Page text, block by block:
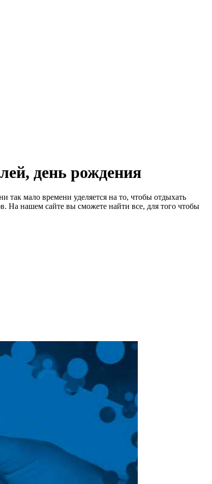
день рождения
мало времени уделяется на то, чтобы отдыхать
На нашем сайте вы сможете найти все, для того чтобы